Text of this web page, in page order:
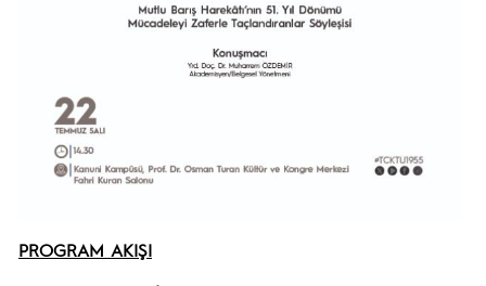
PROGRAM AKIŞI